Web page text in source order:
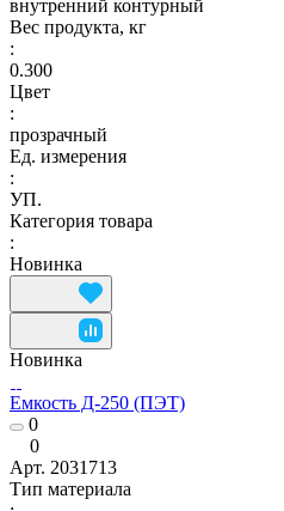
внутренний контурный
Вес продукта, кг
:
0.300
Цвет
:
прозрачный
Ед. измерения
:
УП.
Категория товара
:
Новинка
Новинка
Емкость Д-250 (ПЭТ)
0
0
Арт. 2031713
Тип материала